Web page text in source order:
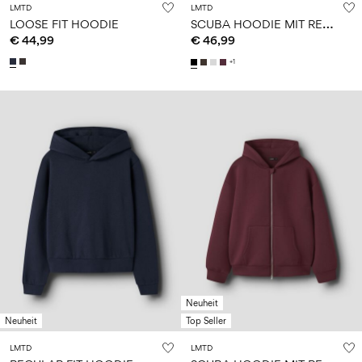
LMTD
LOOSE FIT HOODIE
€ 44,99
LMTD
S
CUBA HOODIE MIT REISSVERSCHLUSS
€ 46,99
+1
Neuheit
LMTD
Neuheit
Top Seller
LMTD